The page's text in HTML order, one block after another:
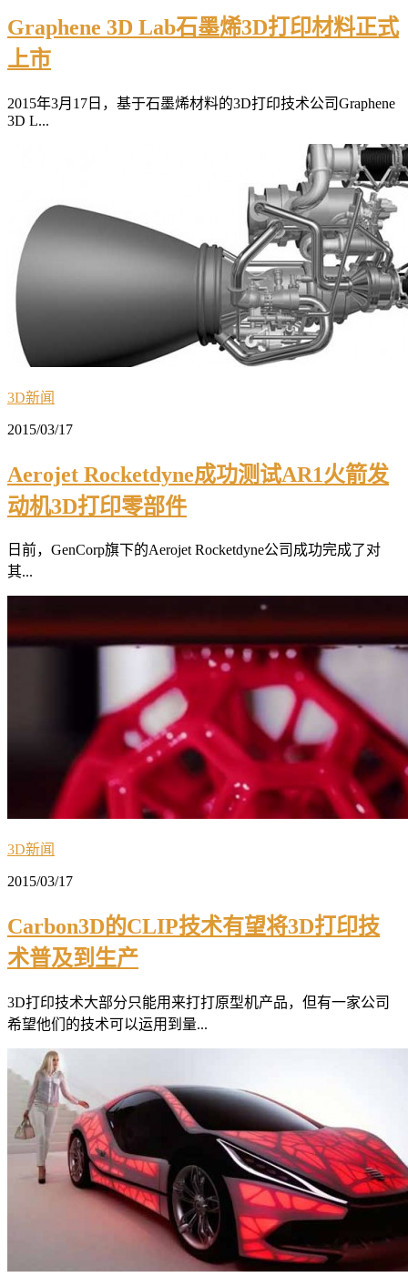
Graphene 3D Lab石墨烯3D打印材料正式
上市
2015年3月17日，基于石墨烯材料的3D打印技术公司Graphene
3D L...
3D新闻
2015/03/17
Aerojet Rocketdyne成功测试AR1火箭发
动机3D打印零部件
日前，GenCorp旗下的Aerojet Rocketdyne公司成功完成了对
其...
3D新闻
2015/03/17
Carbon3D的CLIP技术有望将3D打印技
术普及到生产
3D打印技术大部分只能用来打打原型机产品，但有一家公司
希望他们的技术可以运用到量...